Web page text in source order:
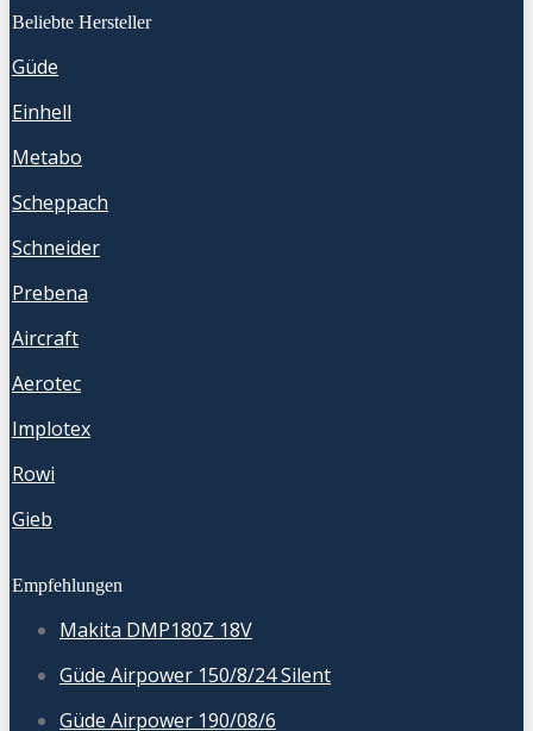
Beliebte Hersteller
Güde
Einhell
Metabo
Scheppach
Schneider
Prebena
Aircraft
Aerotec
Implotex
Rowi
Gieb
Empfehlungen
Makita DMP180Z 18V
Güde Airpower 150/8/24 Silent
Güde Airpower 190/08/6